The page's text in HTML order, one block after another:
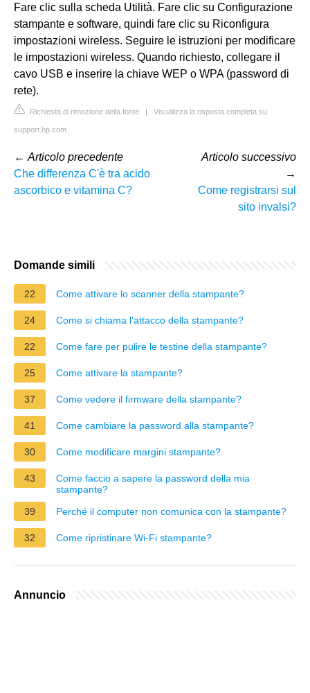
Fare clic sulla scheda Utilità. Fare clic su Configurazione
stampante e software, quindi fare clic su Riconfigura
impostazioni wireless. Seguire le istruzioni per modificare
le impostazioni wireless. Quando richiesto, collegare il
cavo USB e inserire la chiave WEP o WPA (password di
rete).
Richiesta di rimozione della fonte | Visualizza la risposta completa su
support.hp.com
← Articolo precedente
Che differenza C'è tra acido
ascorbico e vitamina C?
Articolo successivo
→
Come registrarsi sul
sito invalsi?
Domande simili
22 Come attivare lo scanner della stampante?
24 Come si chiama l'attacco della stampante?
22 Come fare per pulire le testine della stampante?
25 Come attivare la stampante?
37 Come vedere il firmware della stampante?
41 Come cambiare la password alla stampante?
30 Come modificare margini stampante?
43
Come faccio a sapere la password della mia
stampante?
39
Perché il computer non comunica con la stampante?
32 Come ripristinare Wi-Fi stampante?
Annuncio